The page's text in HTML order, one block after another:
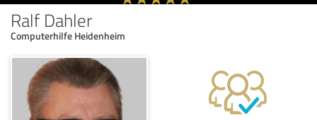
Ralf Dahler
Computerhilfe Heidenheim